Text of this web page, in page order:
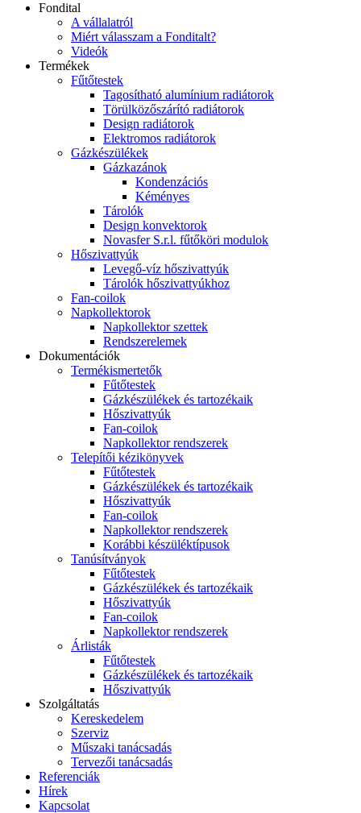
Fondital
A vállalatról
Miért válasszam a Fonditalt?
Videók
Termékek
Fűtőtestek
Tagosítható alumínium radiátorok
Törülközőszárító radiátorok
Design radiátorok
Elektromos radiátorok
Gázkészülékek
Gázkazánok
Kondenzációs
Kéményes
Tárolók
Design konvektorok
Novasfer S.r.l. fűtőköri modulok
Hőszivattyúk
Levegő-víz hőszivattyúk
Tárolók hőszivattyúkhoz
Fan-coilok
Napkollektorok
Napkollektor szettek
Rendszerelemek
Dokumentációk
Termékismertetők
Fűtőtestek
Gázkészülékek és tartozékaik
Hőszivattyúk
Fan-coilok
Napkollektor rendszerek
Telepítői kézikönyvek
Fűtőtestek
Gázkészülékek és tartozékaik
Hőszivattyúk
Fan-coilok
Napkollektor rendszerek
Korábbi készüléktípusok
Tanúsítványok
Fűtőtestek
Gázkészülékek és tartozékaik
Hőszivattyúk
Fan-coilok
Napkollektor rendszerek
Árlisták
Fűtőtestek
Gázkészülékek és tartozékaik
Hőszivattyúk
Szolgáltatás
Kereskedelem
Szerviz
Műszaki tanácsadás
Tervezői tanácsadás
Referenciák
Hírek
Kapcsolat